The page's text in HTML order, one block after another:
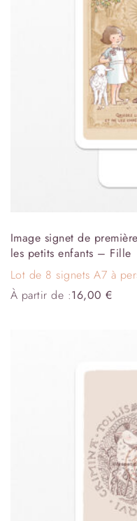
Image signet de
les petits enfants – Fille
Lot de 8 signets A7 à
À partir de :16,00€